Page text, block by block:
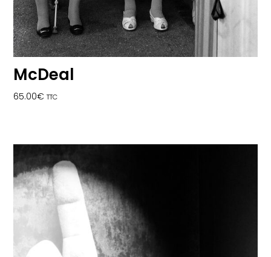
McDeal
65.00€ TTC